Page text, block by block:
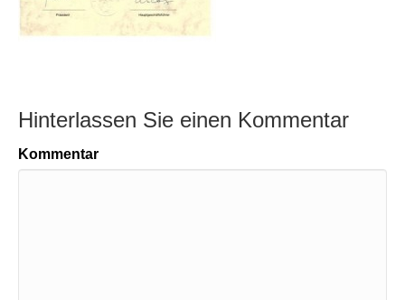
Hinterlassen Sie einen Kommentar
Kommentar